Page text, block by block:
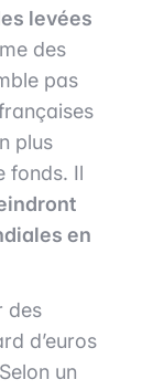
levées
des
pas
plus
fonds. Il
en
des
d’euros
un